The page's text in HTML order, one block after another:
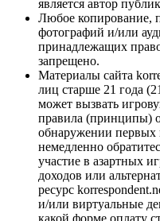
является автор
Любое копирование,
фотографий и/или
принадлежащих
запрещено.
Материалы сайта
лиц старше 21 года
может вызвать
правила (принципы)
обнаружении первых
немедленно
участие в азартных
доходов или
ресурс
и/или виртуальные